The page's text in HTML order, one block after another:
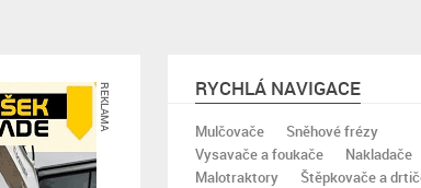
REKLAMA RYCHLÁ NAVIGACE
Mulčovače
Sněhové frézy
Vysavače a foukače
Nakladače
Malotraktory
Štěpkovače a